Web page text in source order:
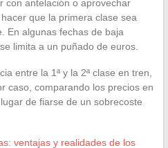
con antelación o aprovechar
que la primera clase sea
En algunas fechas de baja
limita a un puñado de euros.
entre la 1ª y la 2ª clase en tren,
caso, comparando los precios en
de fiarse de un sobrecoste
ventajas y realidades de los